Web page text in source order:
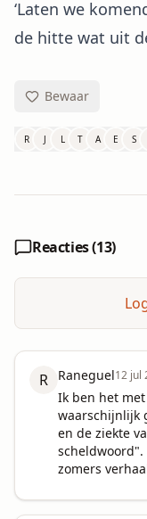
‘Laten we
de hitte wat uit
Bewaar
R J L T A E S
Reacties (13)
R Raneguel12 jul
Ik ben het
waarschijnlijk
en de ziekte
zomers